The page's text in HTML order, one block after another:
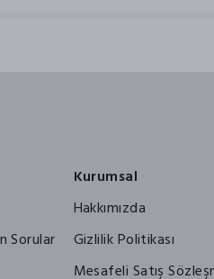
Sorular
Kurumsal
Hakkımızda
Gizlilik Politikası
Mesafeli Satış